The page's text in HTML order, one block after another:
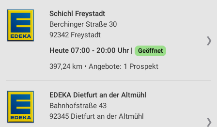
❯
Schichl Freystadt
Berchinger Straße 30
92342 Freystadt
Heute 07:00 - 20:00 Uhr |
Geöffnet
397,24 km • Angebote: 1 Prospekt
❯
EDEKA Dietfurt an der Altmühl
Bahnhofstraße 43
92345 Dietfurt an der Altmühl